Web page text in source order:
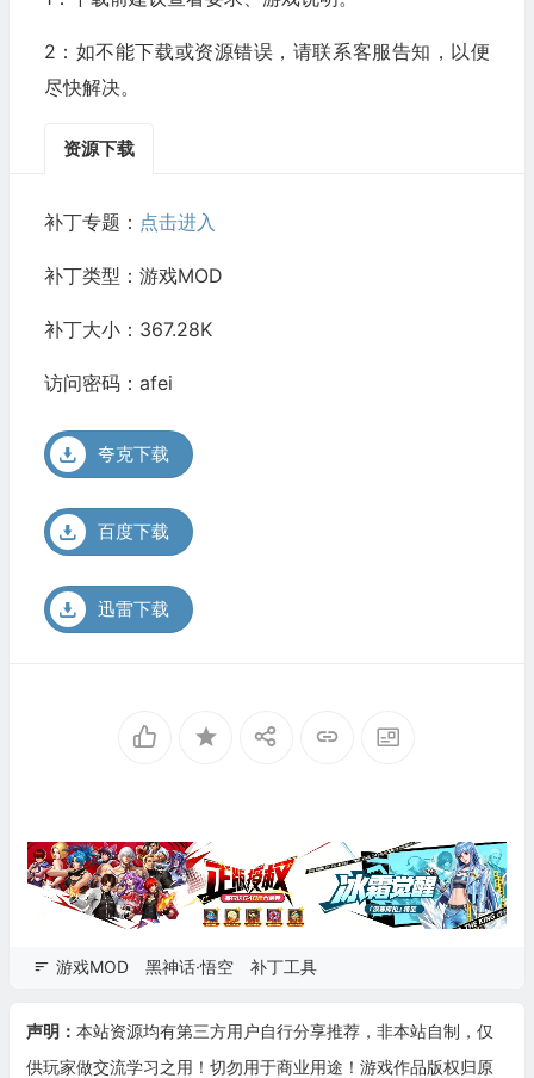
2：如不能下载或资源错误，请联系客服告知，以便
尽快解决。
资源下载
补丁专题： 点击进入
补丁类型：游戏MOD
补丁大小：367.28K
访问密码：afei
夸克下载
百度下载
迅雷下载
游戏MOD 黑神话·悟空 补丁工具
声明： 本站资源均有第三方用户自行分享推荐，非本站自制，仅
供玩家做交流学习之用！切勿用于商业用途！游戏作品版权归原